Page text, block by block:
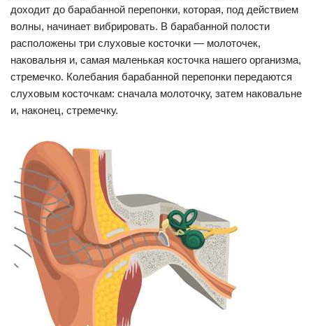
доходит до барабанной перепонки, которая, под действием
волны, начинает вибрировать. В барабанной полости
расположены три слуховые косточки — молоточек,
наковальня и, самая маленькая косточка нашего организма,
стремечко. Колебания барабанной перепонки передаются
слуховым косточкам: сначала молоточку, затем наковальне
и, наконец, стремечку.